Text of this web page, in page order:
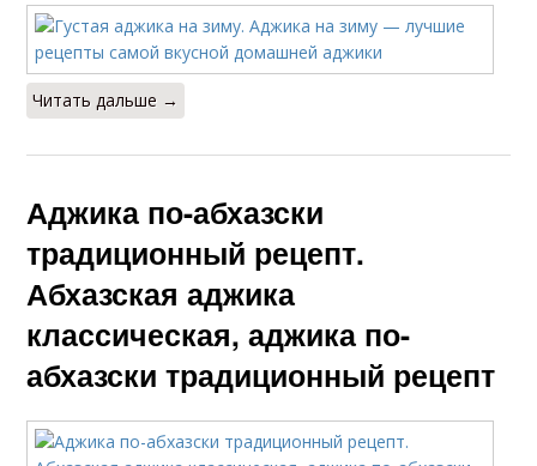
Читать дальше →
Аджика по-абхазски
традиционный рецепт.
Абхазская аджика
классическая, аджика по-
абхазски традиционный рецепт